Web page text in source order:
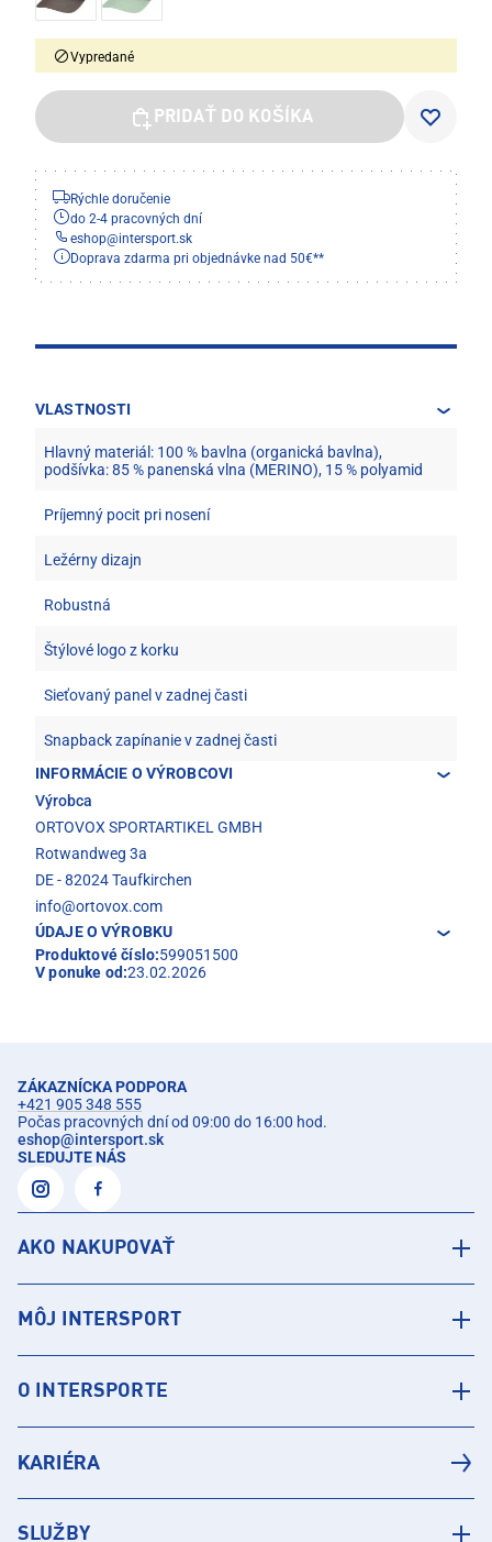
Vypredané
PRIDAŤ DO KOŠÍKA
Rýchle doručenie
do 2-4 pracovných dní
eshop@intersport.sk
Doprava zdarma pri objednávke nad 50€**
VLASTNOSTI
Hlavný materiál: 100 % bavlna (organická bavlna),
podšívka: 85 % panenská vlna (MERINO), 15 % polyamid
Príjemný pocit pri nosení
Ležérny dizajn
Robustná
Štýlové logo z korku
Sieťovaný panel v zadnej časti
Snapback zapínanie v zadnej časti
INFORMÁCIE O VÝROBCOVI
Výrobca
ORTOVOX SPORTARTIKEL GMBH
Rotwandweg 3a
DE - 82024 Taufkirchen
info@ortovox.com
ÚDAJE O VÝROBKU
Produktové číslo:599051500
V ponuke od:23.02.2026
ZÁKAZNÍCKA PODPORA
+421 905 348 555
Počas pracovných dní od 09:00 do 16:00 hod.
eshop@intersport.sk
SLEDUJTE NÁS
AKO NAKUPOVAŤ
MÔJ INTERSPORT
O INTERSPORTE
KARIÉRA
SLUŽBY